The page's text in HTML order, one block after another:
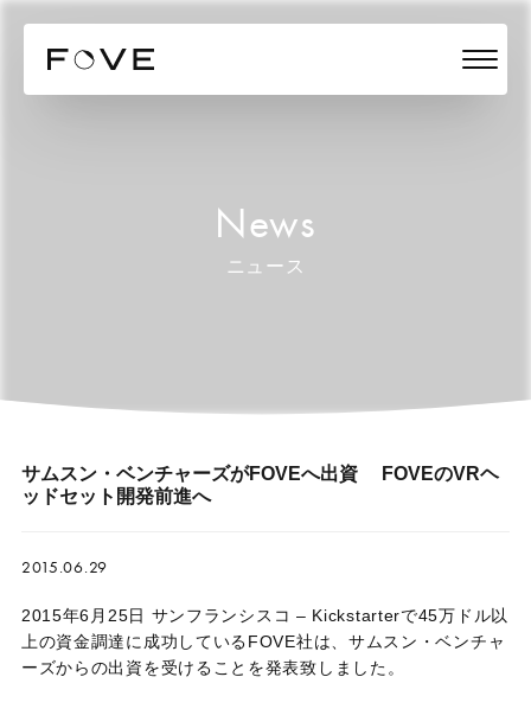
News
ニュース
サムスン・ベンチャーズがFOVEへ出資 FOVEのVRヘ
ッドセット開発前進へ
2015.06.29
2015年6月25日 サンフランシスコ – Kickstarterで45万ドル以
上の資金調達に成功しているFOVE社は、サムスン・ベンチャ
ーズからの出資を受けることを発表致しました。